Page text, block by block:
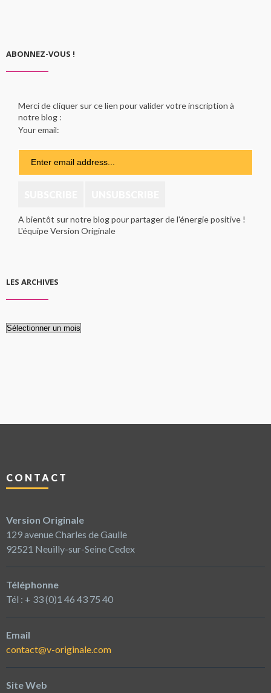
ABONNEZ-VOUS !
Merci de cliquer sur ce lien pour valider votre inscription à
notre blog :
Your email:
A bientôt sur notre blog pour partager de l'énergie positive !
L'équipe Version Originale
LES ARCHIVES
Les
CONTACT
Version Originale
129 avenue Charles de Gaulle
92521 Neuilly-sur-Seine Cedex
Téléphonne
Tél : + 33 (0)1 46 43 75 40
Email
contact@v-originale.com
Site Web